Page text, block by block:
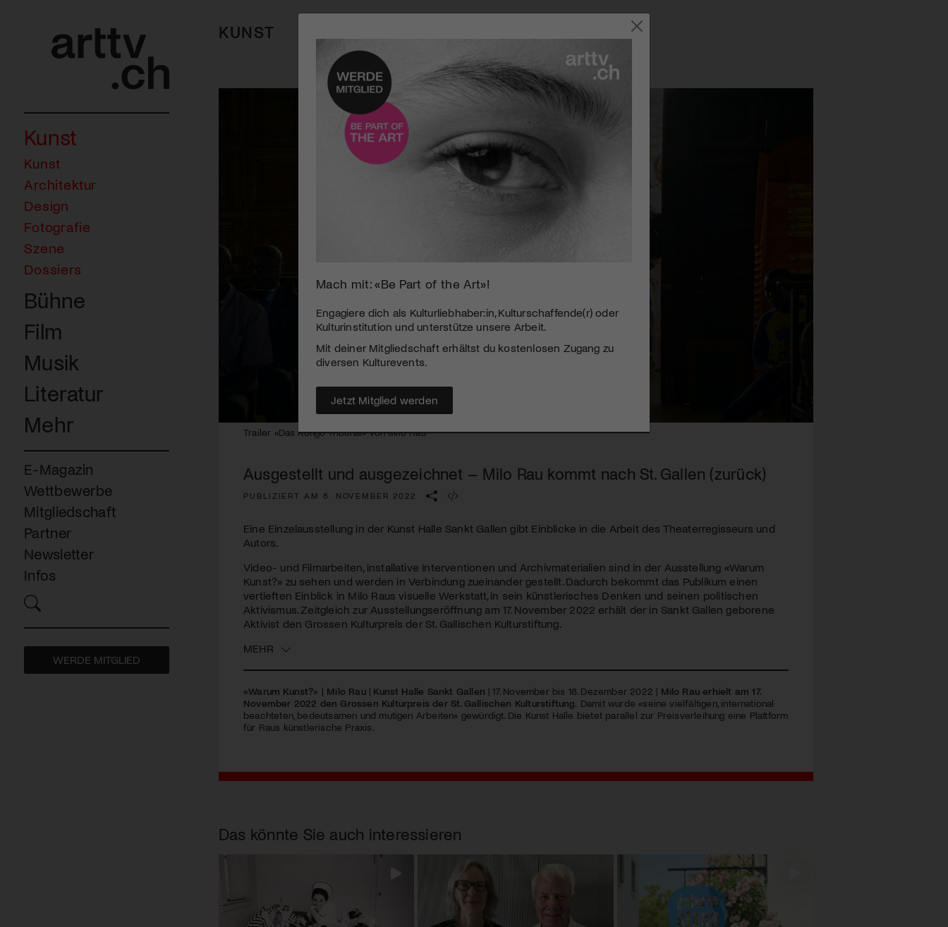
Kunst
Kunst
Architektur
Design
Fotografie
Szene
Dossiers
Bühne
Film
Musik
Literatur
Mehr
E-Magazin
Wettbewerbe
Mitgliedschaft
Partner
Newsletter
Infos
WERDE MITGLIED
KUNST
seconds
minutes,
secondsVolume
Trailer «Das Kongo Tribunal» von Milo Rau
Ausgestellt und ausgezeichnet – Milo Rau kommt nach St. Gallen (zurück)
PUBLIZIERT AM 8. NOVEMBER 2022
Eine Einzelausstellung in der Kunst Halle Sankt Gallen gibt Einblicke in die Arbeit des Theaterregisseurs und
Autors.
Video- und Filmarbeiten, installative Interventionen und Archivmaterialien sind in der Ausstellung «Warum
Kunst?» zu sehen und werden in Verbindung zueinander gestellt. Dadurch bekommt das Publikum einen
vertieften Einblick in Milo Raus visuelle Werkstatt, in sein künstlerisches Denken und seinen politischen
Aktivismus. Zeitgleich zur Ausstellungseröffnung am 17. November 2022 erhält der in Sankt Gallen geborene
Aktivist den Grossen Kulturpreis der St. Gallischen Kulturstiftung.
MEHR
«Warum Kunst?» | Milo Rau | Kunst Halle Sankt Gallen | 17. November bis 18. Dezember 2022 | Milo Rau erhielt am 17.
November 2022 den Grossen Kulturpreis der St. Gallischen Kulturstiftung. Damit wurde «seine vielfältigen, international
beachteten, bedeutsamen und mutigen Arbeiten» gewürdigt. Die Kunst Halle bietet parallel zur Preisverleihung eine Plattform
für Raus künstlerische Praxis.
Das könnte Sie auch interessieren
Mach mit: «Be Part of the Art»!
Engagiere dich als Kulturliebhaber:in, Kulturschaffende(r) oder
Kulturinstitution und unterstütze unsere Arbeit.
Mit deiner Mitgliedschaft erhältst du kostenlosen Zugang zu
diversen Kulturevents.
Jetzt Mitglied werden